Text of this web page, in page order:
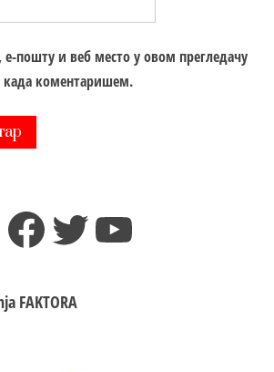
е-пошту и веб место у овом прегледачу
када коментаришем.
Facebook
TwitterYouTube
FAKTORA